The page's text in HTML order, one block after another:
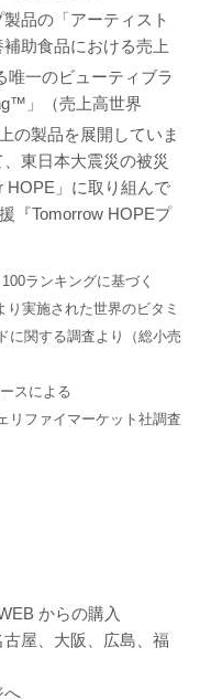
品の「アーティスト
助食品における売上
唯一のビューティブラ
」（売上高世界
の製品を展開していま
東日本大震災の被災
HOPE」に取り組んで
『Tomorrow HOPEプ
ランキングに基づく
実施された世界のビタミ
に関する調査より（総小売
スによる
リファイマーケット社調査
からの購入
屋、大阪、広島、福
へ